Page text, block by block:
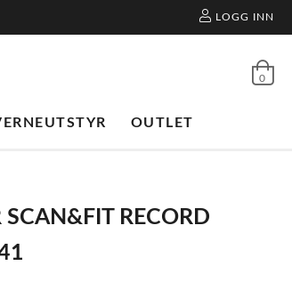
LOGG INN
0
OUTLET
SCAN&FIT RECORD